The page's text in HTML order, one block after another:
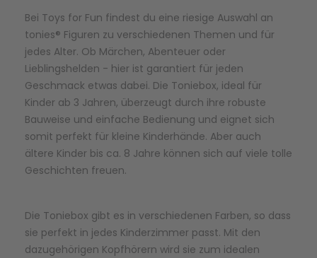
Bei Toys for Fun findest du eine riesige Auswahl an
tonies® Figuren zu verschiedenen Themen und für
jedes Alter. Ob Märchen, Abenteuer oder
Lieblingshelden - hier ist garantiert für jeden
Geschmack etwas dabei. Die Toniebox, ideal für
Kinder ab 3 Jahren, überzeugt durch ihre robuste
Bauweise und einfache Bedienung und eignet sich
somit perfekt für kleine Kinderhände. Aber auch
ältere Kinder bis ca. 8 Jahre können sich auf viele tolle
Geschichten freuen.
Die Toniebox gibt es in verschiedenen Farben, so dass
sie perfekt in jedes Kinderzimmer passt. Mit den
dazugehörigen Kopfhörern wird sie zum idealen